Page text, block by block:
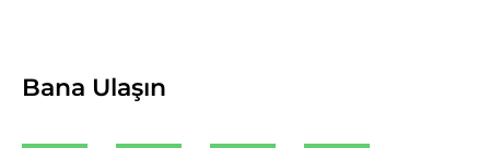
Bana Ulaşın